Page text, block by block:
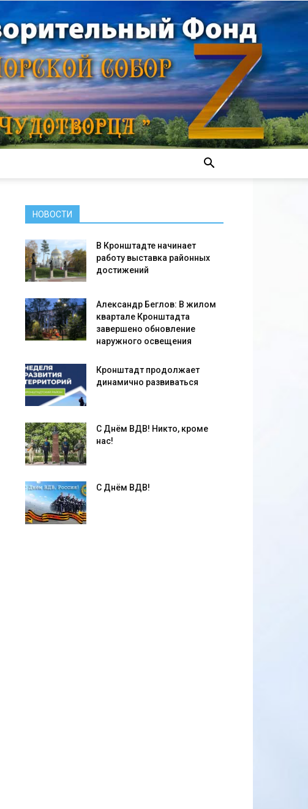
НОВОСТИ
В Кронштадте начинает
работу выставка районных
достижений
Александр Беглов: В жилом
квартале Кронштадта
завершено обновление
наружного освещения
Кронштадт продолжает
динамично развиваться
С Днём ВДВ! Никто, кроме
нас!
С Днём ВДВ!